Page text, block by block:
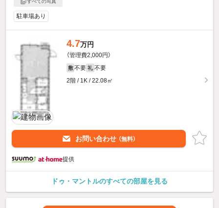
すべての写真
駐車場あり
4.7万円
（管理費2,000円）
敷 不要 礼 不要
2階 / 1K / 22.08㎡
お問い合わせ （無料）
提供
ドゥ・マントルのすべての部屋を見る